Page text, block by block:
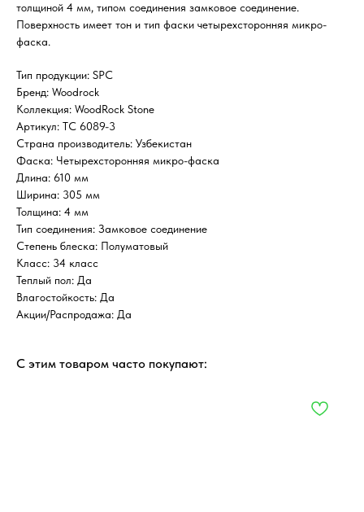
толщиной 4 мм, типом соединения замковое соединение.
Поверхность имеет тон и тип фаски четырехсторонняя микро-
фаска.
Тип продукции: SPC
Бренд: Woodrock
Коллекция: WoodRock Stone
Артикул: TC 6089-3
Страна производитель: Узбекистан
Фаска: Четырехсторонняя микро-фаска
Длина: 610 мм
Ширина: 305 мм
Толщина: 4 мм
Тип соединения: Замковое соединение
Степень блеска: Полуматовый
Класс: 34 класс
Теплый пол: Да
Влагостойкость: Да
Акции/Распродажа: Да
С этим товаром часто покупают: